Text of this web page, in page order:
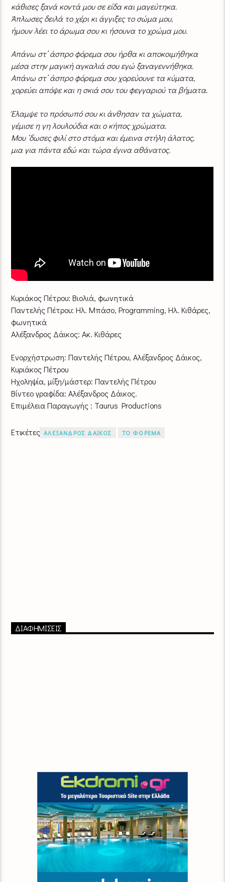
κάθισες ξανά κοντά μου σε είδα και μαγεύτηκα.
Άπλωσες δειλά το χέρι κι άγγιξες το σώμα μου,
ήμουν λέει το άρωμα σου κι ήσουνα το χρώμα μου.
Απάνω στ’ άσπρο φόρεμα σου ήρθα κι αποκοιμήθηκα
μέσα στην μαγική αγκαλιά σου εγώ ξαναγεννήθηκα.
Απάνω στ’ άσπρο φόρεμα σου χορεύουνε τα κύματα,
χορεύει απόψε και η σκιά σου του φεγγαριού τα βήματα.
Έλαμψε το πρόσωπό σου κι άνθησαν τα χώματα,
γέμισε η γη λουλούδια και ο κήπος χρώματα.
Μου ‘δωσες φιλί στο στόμα και έμεινα στήλη άλατος,
μια για πάντα εδώ και τώρα έγινα αθάνατος.
Κυριάκος Πέτρου: Βιολιά, φωνητικά
Παντελής Πέτρου: Ηλ. Μπάσο, Programming, Ηλ. Κιθάρες,
φωνητικά
Αλέξανδρος Δάικος: Ακ. Κιθάρες
Ενορχήστρωση: Παντελής Πέτρου, Αλέξανδρος Δάικος,
Κυριάκος Πέτρου
Ηχοληψία, μίξη/μάστερ: Παντελής Πέτρου
Βίντεο γραφίδα: Αλέξανδρος Δάικος.
Επιμέλεια Παραγωγής : Taurus Productions
Ετικέτες ΑΛΕΞΑΝΔΡΟΣ ΔΑΙΚΟΣ ΤΟ ΦΟΡΕΜΑ
ΔΙΑΦΗΜΙΣΕΙΣ